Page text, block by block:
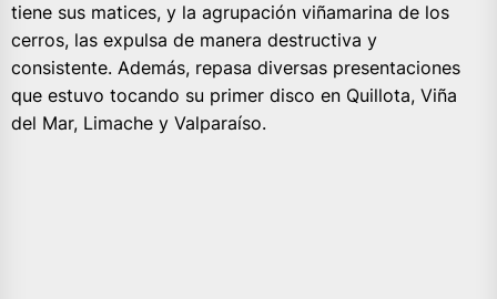
tiene sus matices, y la agrupación viñamarina de los
cerros, las expulsa de manera destructiva y
consistente. Además, repasa diversas presentaciones
que estuvo tocando su primer disco en Quillota, Viña
del Mar, Limache y Valparaíso.